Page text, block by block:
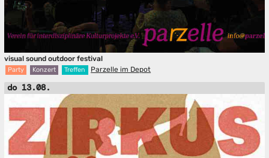
visual sound outdoor festival
Party Konzert Treffen Parzelle im Depot
do 13.08.